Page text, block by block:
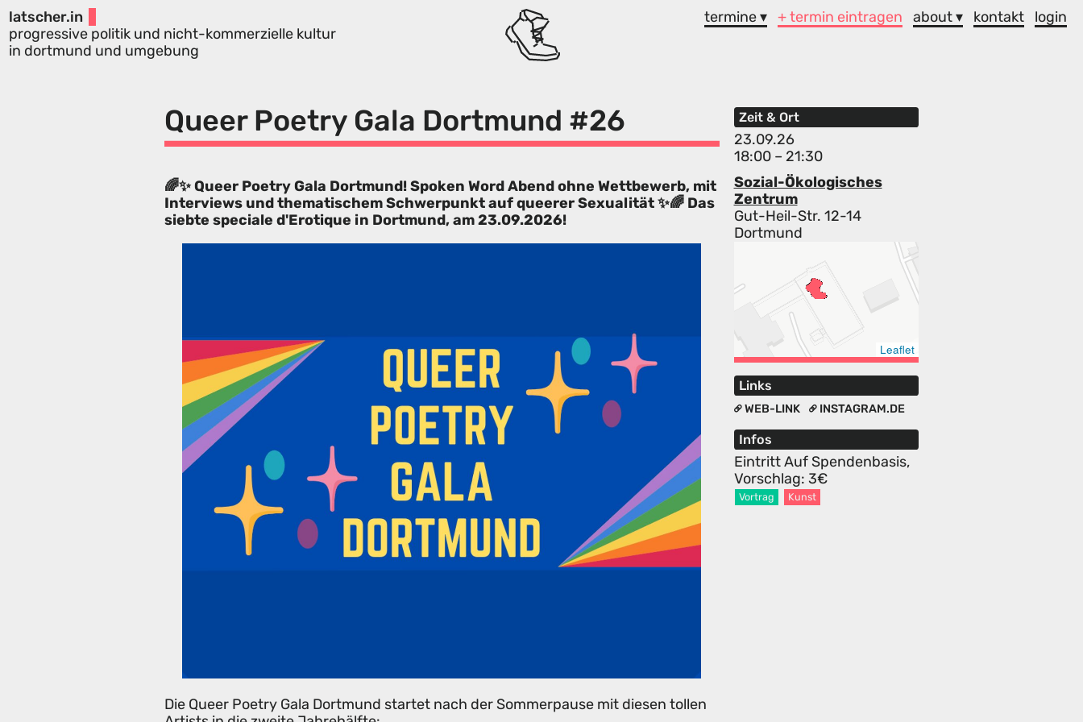
latscher.in
progressive politik und nicht-kommerzielle kultur
in dortmund und umgebung
termine ▾ + termin eintragen about ▾ kontakt login
Queer Poetry Gala Dortmund #26 Zeit & Ort
23.09.26
18:00 – 21:30
Sozial-Ökologisches
Zentrum
Gut-Heil-Str. 12-14
Dortmund
Leaflet
Links
WEB-LINK INSTAGRAM.DE
Infos
Eintritt Auf Spendenbasis,
Vorschlag: 3€
Vortrag Kunst
🌈✨ Queer Poetry Gala Dortmund! Spoken Word Abend ohne Wettbewerb, mit
Interviews und thematischem Schwerpunkt auf queerer Sexualität ✨🌈 Das
siebte speciale d'Erotique in Dortmund, am 23.09.2026!
Die Queer Poetry Gala Dortmund startet nach der Sommerpause mit diesen tollen